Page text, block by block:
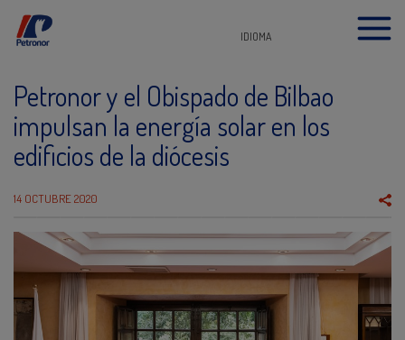
IDIOMA
Petronor y el Obispado de Bilbao
impulsan la energía solar en los
edificios de la diócesis
14 OCTUBRE 2020